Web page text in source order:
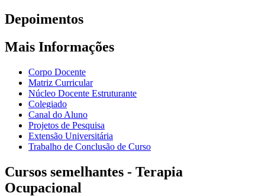
Depoimentos
Mais Informações
Corpo Docente
Matriz Curricular
Núcleo Docente Estruturante
Colegiado
Canal do Aluno
Projetos de Pesquisa
Extensão Universitária
Trabalho de Conclusão de Curso
Cursos semelhantes - Terapia
Ocupacional